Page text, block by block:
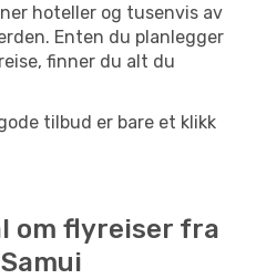
hoteller og tusenvis av
Enten du planlegger
finner du alt du
tilbud er bare et klikk
om flyreiser fra